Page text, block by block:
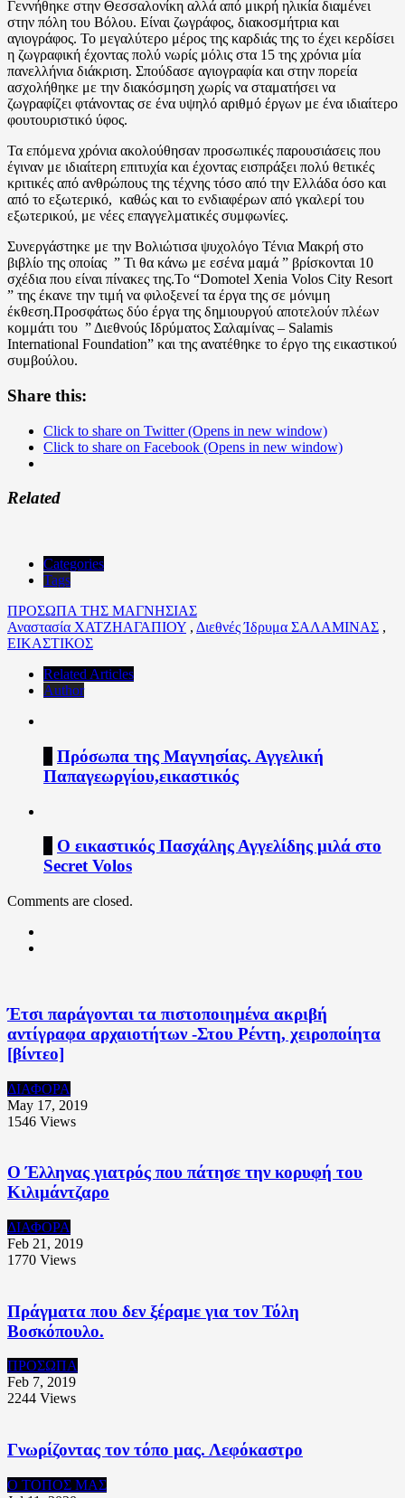
Γεννήθηκε στην Θεσσαλονίκη αλλά από μικρή ηλικία διαμένει
στην πόλη του Βόλου. Είναι ζωγράφος, διακοσμήτρια και
αγιογράφος. Το μεγαλύτερο μέρος της καρδιάς της το έχει κερδίσει
η ζωγραφική έχοντας πολύ νωρίς μόλις στα 15 της χρόνια μία
πανελλήνια διάκριση. Σπούδασε αγιογραφία και στην πορεία
ασχολήθηκε με την διακόσμηση χωρίς να σταματήσει να
ζωγραφίζει φτάνοντας σε ένα υψηλό αριθμό έργων με ένα ιδιαίτερο
φουτουριστικό ύφος.
Τα επόμενα χρόνια ακολούθησαν προσωπικές παρουσιάσεις που
έγιναν με ιδιαίτερη επιτυχία και έχοντας εισπράξει πολύ θετικές
κριτικές από ανθρώπους της τέχνης τόσο από την Ελλάδα όσο και
από το εξωτερικό, καθώς και το ενδιαφέρων από γκαλερί του
εξωτερικού, με νέες επαγγελματικές συμφωνίες.
Συνεργάστηκε με την Βολιώτισα ψυχολόγο Τένια Μακρή στο
βιβλίο της οποίας ” Τι θα κάνω με εσένα μαμά ” βρίσκονται 10
σχέδια που είναι πίνακες της.Το “Domotel Xenia Volos City Resort
” της έκανε την τιμή να φιλοξενεί τα έργα της σε μόνιμη
έκθεση.Προσφάτως δύο έργα της δημιουργού αποτελούν πλέων
κομμάτι του ” Διεθνούς Ιδρύματος Σαλαμίνας – Salamis
International Foundation” και της ανατέθηκε το έργο της εικαστικού
συμβούλου.
Share this:
Click to share on Twitter (Opens in new window)
Click to share on Facebook (Opens in new window)
Related
Categories
Tags
ΠΡΟΣΩΠΑ ΤΗΣ ΜΑΓΝΗΣΙΑΣ
Αναστασία ΧΑΤΖΗΑΓΑΠΙΟΥ , Διεθνές Ίδρυμα ΣΑΛΑΜΙΝΑΣ ,
ΕΙΚΑΣΤΙΚΟΣ
Related Articles
Author
Πρόσωπα της Μαγνησίας. Αγγελική
Παπαγεωργίου,εικαστικός
Ο εικαστικός Πασχάλης Αγγελίδης μιλά στο
Secret Volos
Comments are closed.
Έτσι παράγονται τα πιστοποιημένα ακριβή
αντίγραφα αρχαιοτήτων -Στου Ρέντη, χειροποίητα
[βίντεο]
ΔΙΑΦΟΡΑ
May 17, 2019
1546 Views
Ο Έλληνας γιατρός που πάτησε την κορυφή του
Κιλιμάντζαρο
ΔΙΑΦΟΡΑ
Feb 21, 2019
1770 Views
Πράγματα που δεν ξέραμε για τον Τόλη
Βοσκόπουλο.
ΠΡΟΣΩΠΑ
Feb 7, 2019
2244 Views
Γνωρίζοντας τον τόπο μας. Λεφόκαστρο
Ο ΤΟΠΟΣ ΜΑΣ